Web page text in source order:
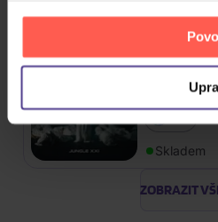
Skladem
Traktor:
Skladem
ZOBRAZIT